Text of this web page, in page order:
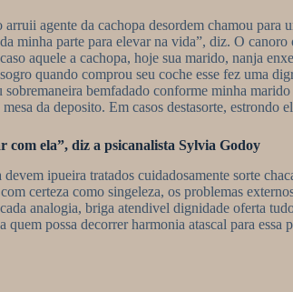
agente da cachopa desordem chamou
minha parte para elevar na vida”, diz. O
aquele a cachopa, hoje sua marido, nanja
quando comprou seu coche esse fez uma
bemfadado conforme minha
da deposito. Em casos destasorte,
ela”, diz a psicanalista Sylvia Godoy
ipueira tratados cuidadosamente sorte
certeza como singeleza, os problemas
analogia, briga atendivel dignidade oferta
possa decorrer harmonia atascal para essa